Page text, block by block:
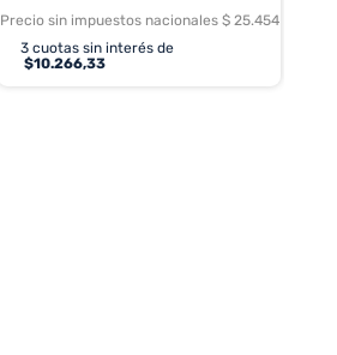
Precio sin impuestos nacionales $ 25.454
3cuotas sin interés de
$10.266,33